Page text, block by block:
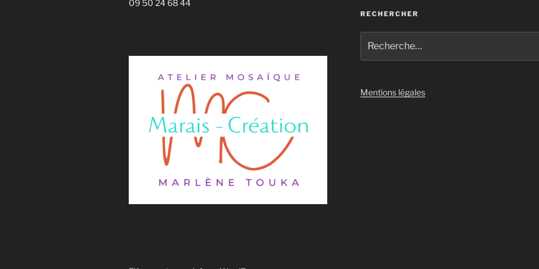
09 50 24 68 44
RECHERCHER
pour
:
Mentions légales